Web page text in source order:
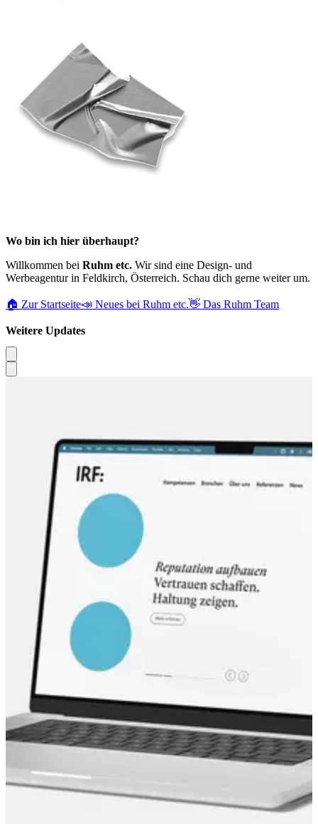
Wo bin ich hier überhaupt?
Willkommen bei Ruhm etc. Wir sind eine Design- und
Werbeagentur in Feldkirch, Österreich. Schau dich gerne weiter um.
🏠 Zur Startseite📣 Neues bei Ruhm etc.👋 Das Ruhm Team
Weitere Updates